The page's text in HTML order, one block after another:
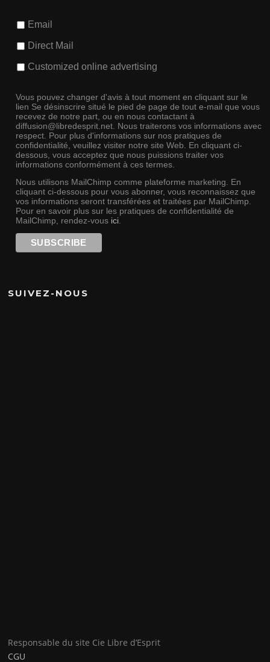
Email
Direct Mail
Customized online advertising
Vous pouvez changer d'avis à tout moment en cliquant sur le
lien Se désinscrire situé le pied de page de tout e-mail que vous
recevez de notre part, ou en nous contactant à
diffusion@libredesprit.net. Nous traiterons vos informations avec
respect. Pour plus d'informations sur nos pratiques de
confidentialité, veuillez visiter notre site Web. En cliquant ci-
dessous, vous acceptez que nous puissions traiter vos
informations conformément à ces termes.
Nous utilisons MailChimp comme plateforme marketing. En
cliquant ci-dessous pour vous abonner, vous reconnaissez que
vos informations seront transférées et traitées par MailChimp.
Pour en savoir plus sur les pratiques de confidentialité de
MailChimp, rendez-vous ici.
SUIVEZ-NOUS
Responsable du site Cie Libre d’Esprit
CGU